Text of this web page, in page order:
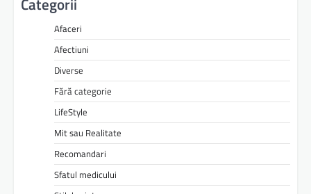
Afaceri
Afectiuni
Diverse
Fără categorie
LifeStyle
Mit sau Realitate
Recomandari
Sfatul medicului